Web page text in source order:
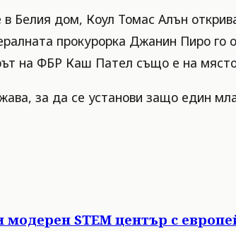
Белия дом, Коул Томас Алън
прокурорка Джанин Пиро го
на ФБР Каш Пател също е на
за да се установи защо един
STEM център с